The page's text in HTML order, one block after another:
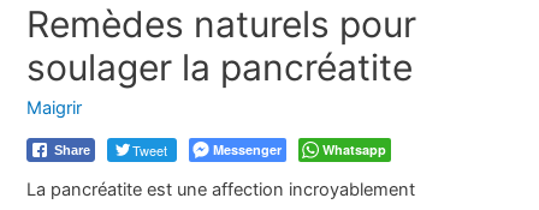
Remèdes naturels pour
soulager la pancréatite
Maigrir
Share Tweet Messenger Whatsapp
La pancréatite est une affection incroyablement